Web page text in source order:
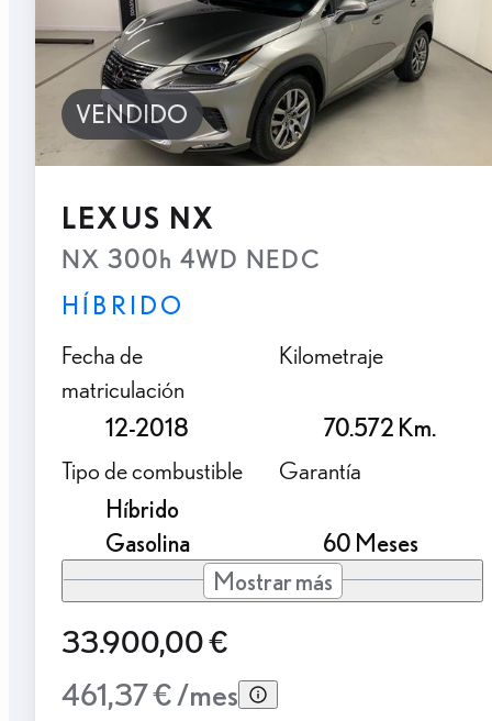
VENDIDO
LEXUS NX
NX 300h 4WD NEDC
HÍBRIDO
Fecha de
matriculación
12-2018
Kilometraje
70.572 Km.
Tipo de combustible
Híbrido
Gasolina
Garantía
60 Meses
Mostrar más
33.900,00 €
461,37 € /mes